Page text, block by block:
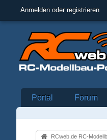
Anmelden oder registrieren
Portal Forum
RCweb.de RC-